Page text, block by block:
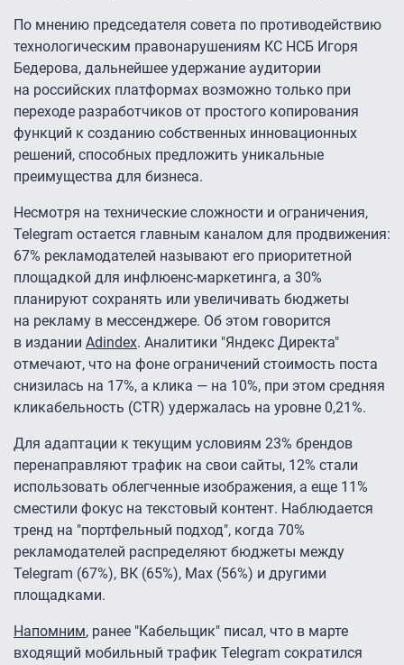
По мнению председателя совета по противодействию
технологическим правонарушениям КС НСБ Игоря
Бедерова, дальнейшее удержание аудитории
на российских платформах возможно только при
переходе разработчиков от простого копирования
функций к созданию собственных инновационных
решений, способных предложить уникальные
преимущества для бизнеса.
Несмотря на технические сложности и ограничения,
Telegram остается главным каналом для продвижения:
67% рекламодателей называют его приоритетной
площадкой для инфлюенс-маркетинга, а 30%
планируют сохранять или увеличивать бюджеты
на рекламу в мессенджере. Об этом говорится
в издании Adindex. Аналитики "Яндекс Директа"
отмечают, что на фоне ограничений стоимость поста
снизилась на 17%, а клика — на 10%, при этом средняя
кликабельность (CTR) удержалась на уровне 0,21%.
Для адаптации к текущим условиям 23% брендов
перенаправляют трафик на свои сайты, 12% стали
использовать облегченные изображения, а еще 11%
сместили фокус на текстовый контент. Наблюдается
тренд на "портфельный подход", когда 70%
рекламодателей распределяют бюджеты между
Telegram (67%), ВК (65%), Мах (56%) и другими
площадками.
Напомним, ранее "Кабельщик" писал, что в марте
входящий мобильный трафик Telegram сократился